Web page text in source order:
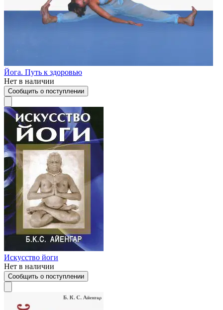
Йога. Путь к здоровью
Нет в наличии
Сообщить о поступлении
Искусство йоги
Нет в наличии
Сообщить о поступлении